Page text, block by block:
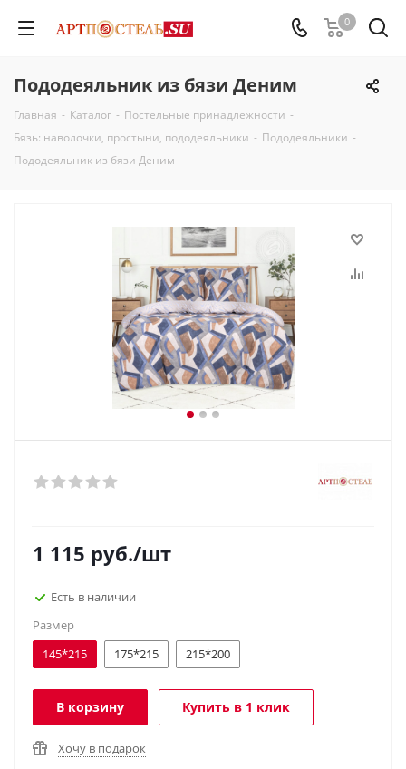
0
Пододеяльник из бязи Деним
Главная - Каталог - Постельные принадлежности -
Бязь: наволочки, простыни, пододеяльники - Пододеяльники -
Пододеяльник из бязи Деним
1 115 руб./шт
Есть в наличии
Размер
145*215
175*215 215*200
В корзину Купить в 1 клик
Хочу в подарок